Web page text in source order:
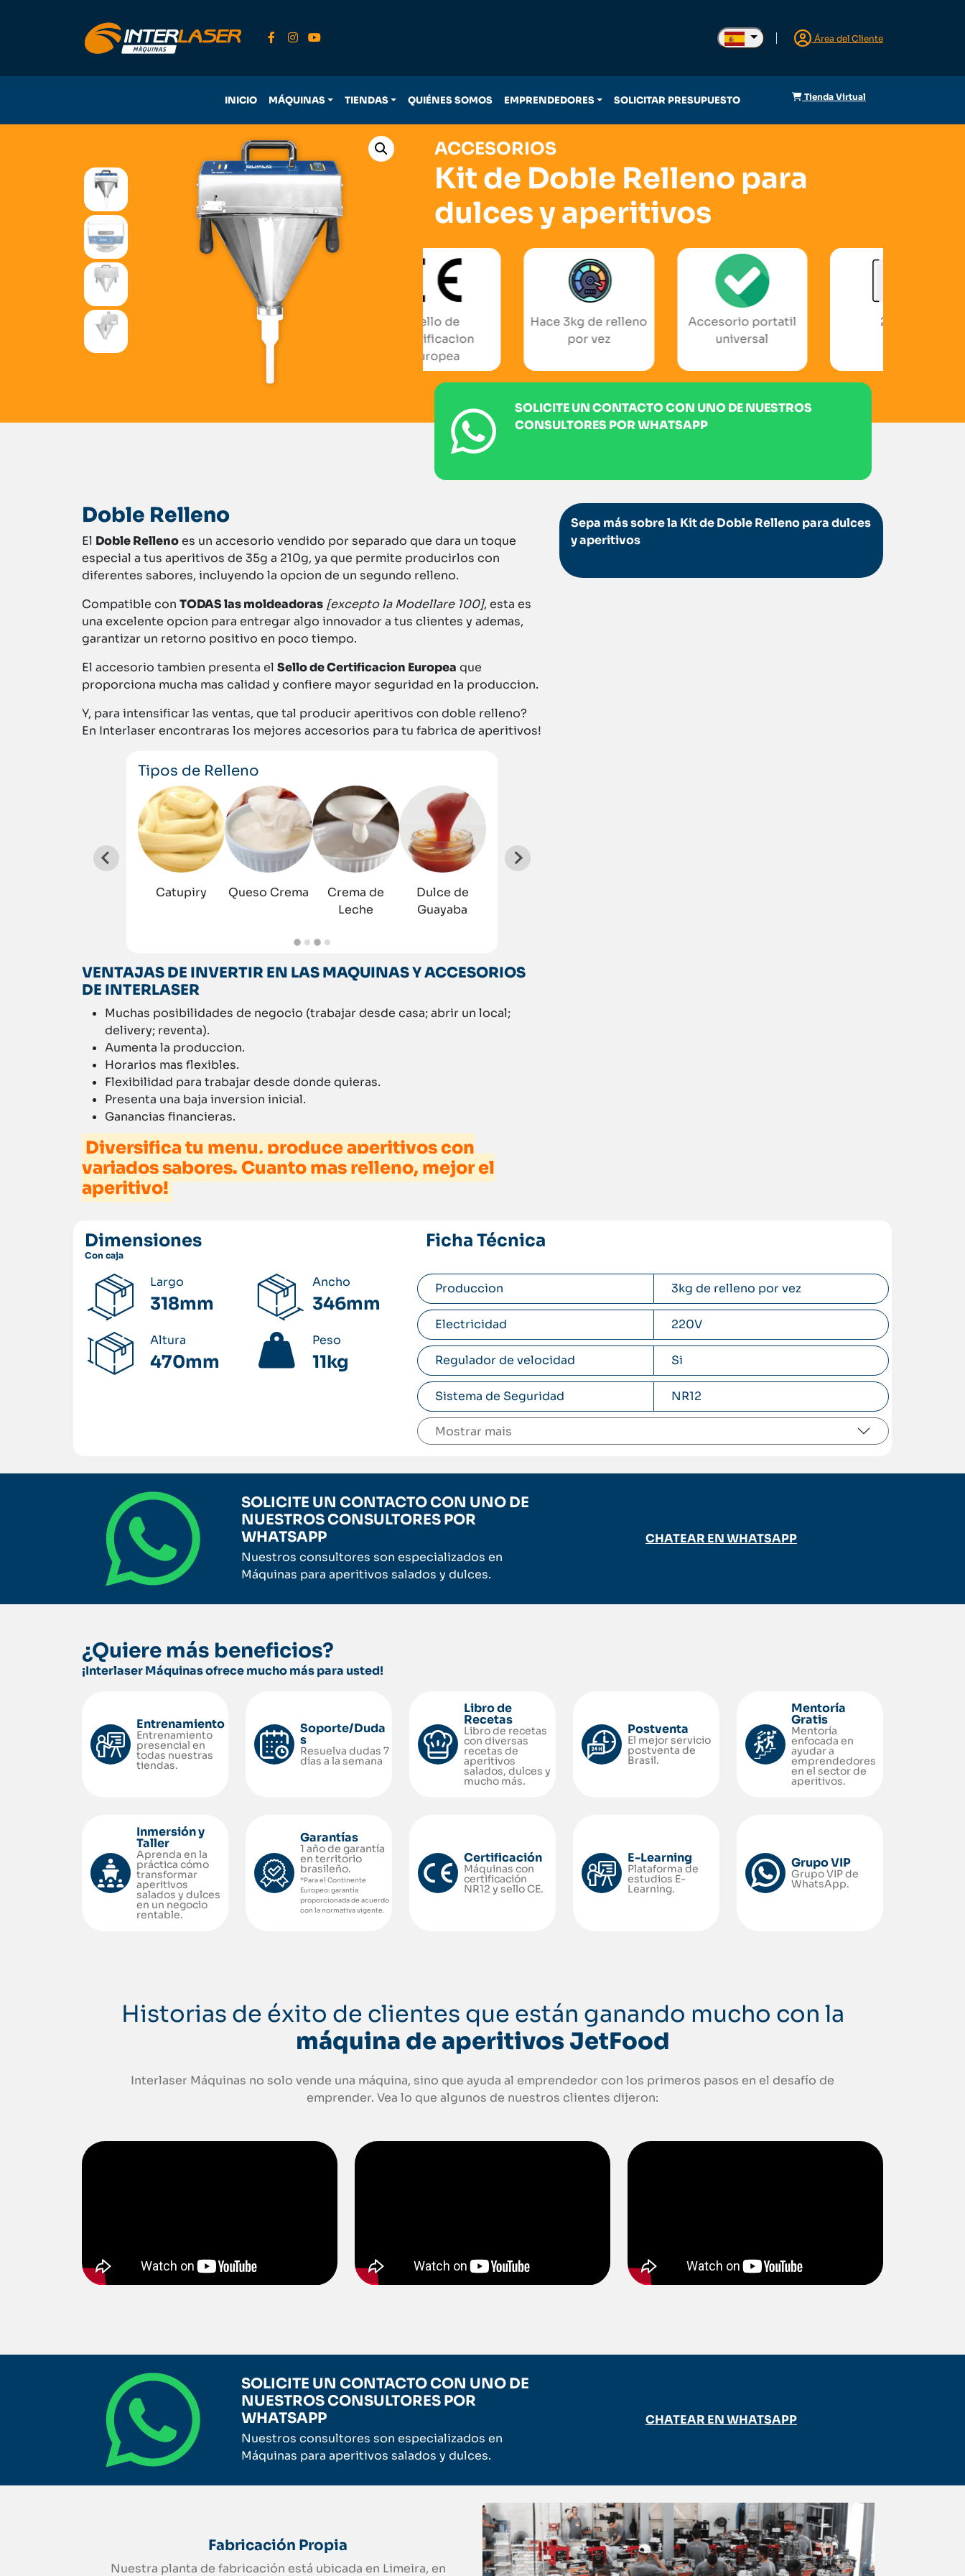
Área del Cliente
INICIO MÁQUINAS TIENDAS QUIÉNES SOMOS EMPRENDEDORES SOLICITAR PRESUPUESTO Tienda Virtual
ACCESORIOS
Kit de Doble Relleno para
dulces y aperitivos
Hace 3kg de relleno
Accesorio portatil
220V
SOLICITE UN CONTACTO CON UNO DE NUESTROS
CONSULTORES POR WHATSAPP
Doble Relleno
El Doble Rellenoes un accesorio vendido por separado que dara un toque
especial a tus aperitivos de 35g a 210g, ya que permite producirlos con
diferentes sabores, incluyendo la opcion de un segundo relleno.
Compatible con TODAS las moldeadoras [excepto la Modellare 100], esta es
una excelente opcion para entregar algo innovador a tus clientes y ademas,
garantizar un retorno positivo en poco tiempo.
El accesorio tambien presenta el Sello de Certificacion Europea que
proporciona mucha mas calidad y confiere mayor seguridad en la produccion.
Y, para intensificar las ventas, que tal producir aperitivos con doble relleno?
En Interlaser encontraras los mejores accesorios para tu fabrica de aperitivos!
Tipos de Relleno
Catupiry Queso Crema
Crema de
Leche
Dulce de
Guayaba
VENTAJAS DE INVERTIR EN LAS MAQUINAS Y ACCESORIOS
DE INTERLASER
Muchas posibilidades de negocio (trabajar desde casa; abrir un local;
delivery; reventa).
Aumenta la produccion.
Horarios mas flexibles.
Flexibilidad para trabajar desde donde quieras.
Presenta una baja inversion inicial.
Ganancias financieras.
Diversifica tu menu, produce aperitivos con
variados sabores. Cuanto mas relleno, mejor el
aperitivo!
Sepa más sobre la Kit de Doble Relleno para dulces
y aperitivos
Dimensiones
Con caja
Largo
318mm
Ancho
346mm
Altura
470mm
Peso
11kg
Ficha Técnica
Produccion 3kg de relleno por vez
Electricidad 220V
Regulador de velocidad Si
Sistema de Seguridad NR12
Mostrar
SOLICITE UN CONTACTO CON UNO DE
NUESTROS CONSULTORES POR
WHATSAPP
Nuestros consultores son especializados en
Máquinas para aperitivos salados y dulces.
CHATEAR EN WHATSAPP
¿Quiere más beneficios?
¡Interlaser Máquinas ofrece mucho más para usted!
Entrenamiento
Entrenamiento
presencial en
todas nuestras
tiendas.
Soporte/Duda
s
Resuelva dudas 7
días a la semana
Libro de
Recetas
Libro de recetas
con diversas
recetas de
aperitivos
salados, dulces y
mucho más.
Postventa
El mejor servicio
postventa de
Brasil.
Mentoría
Gratis
Mentoría
enfocada en
ayudar a
emprendedores
en el sector de
aperitivos.
Inmersión y
Taller
Aprenda en la
práctica cómo
transformar
aperitivos
salados y dulces
en un negocio
rentable.
Garantías
1 año de garantía
en territorio
brasileño.
*Para el Continente
Europeo: garantía
proporcionada de acuerdo
con la normativa vigente.
Certificación
Máquinas con
certificación
NR12 y sello CE.
E-Learning
Plataforma de
estudios E-
Learning.
Grupo VIP
Grupo VIP de
WhatsApp.
Historias de éxito de clientes que están ganando mucho con la
máquina de aperitivos JetFood
Interlaser Máquinas no solo vende una máquina, sino que ayuda al emprendedor con los primeros pasos en el desafío de
emprender. Vea lo que algunos de nuestros clientes dijeron:
SOLICITE UN CONTACTO CON UNO DE
NUESTROS CONSULTORES POR
WHATSAPP
Nuestros consultores son especializados en
Máquinas para aperitivos salados y dulces.
CHATEAR EN WHATSAPP
Fabricación Propia
Nuestra planta de fabricación está ubicada en Limeira, en